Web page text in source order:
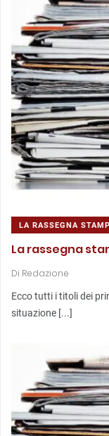
LA RASSEGNA
La rassegna
Di Redazione
Ecco tutti i titoli dei
situazione [...]